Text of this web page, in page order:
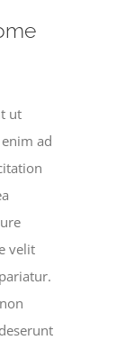
ut
ad
velit